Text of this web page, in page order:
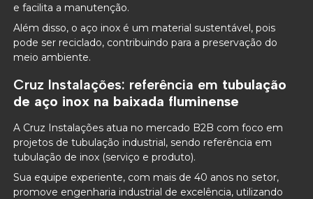
e facilita a manutenção.
Além disso, o aço inox é um material sustentável, pois
pode ser reciclado, contribuindo para a preservação do
meio ambiente.
Cruz Instalações: referência em tubulação
de aço inox na baixada fluminense
A Cruz Instalações atua no mercado B2B com foco em
projetos de tubulação industrial, sendo referência em
tubulação de inox (serviço e produto).
Sua equipe experiente, com mais de 40 anos no setor,
promove engenharia industrial de excelência, utilizando